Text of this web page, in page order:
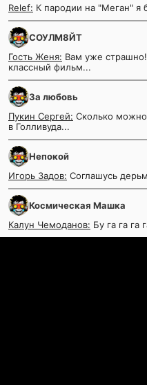
Relef: К пародии на "Меган" я
СОУЛМ8ЙТ
Гость Женя: Вам уже
классный фильм...
За любовь
Пукин Сергей: Сколько можно
в Голливуда...
Непокой
Игорь Задов: Соглашусь
Космическая Машка
Калун Чемоданов: Бу га га га